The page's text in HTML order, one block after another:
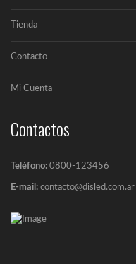
Tienda
Contacto
Mi Cuenta
Contactos
Teléfono: 0800-123456
E-mail: contacto@disled.com.ar